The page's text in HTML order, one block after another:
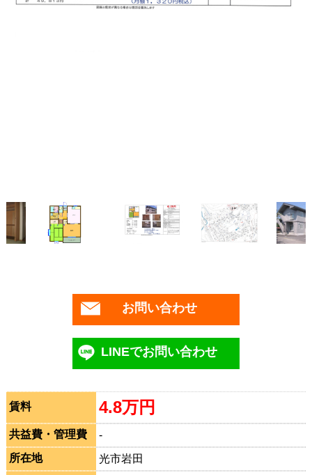
お問い合わせ
LINEでお問い合わせ
賃料 4.8万円
共益費・管理費
-
所在地
光市岩田